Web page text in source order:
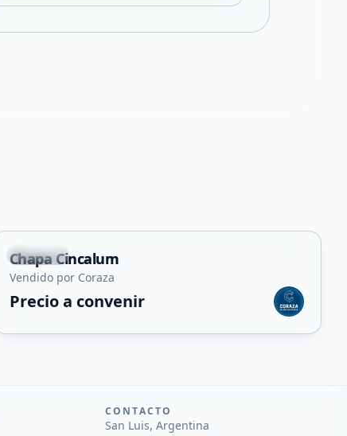
Capital
Chapa Cincalum
Vendido por Coraza
Precio a convenir
CONTACTO
San Luis, Argentina